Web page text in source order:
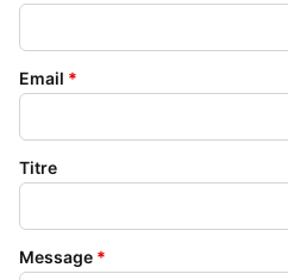
Email *
Titre
Message *